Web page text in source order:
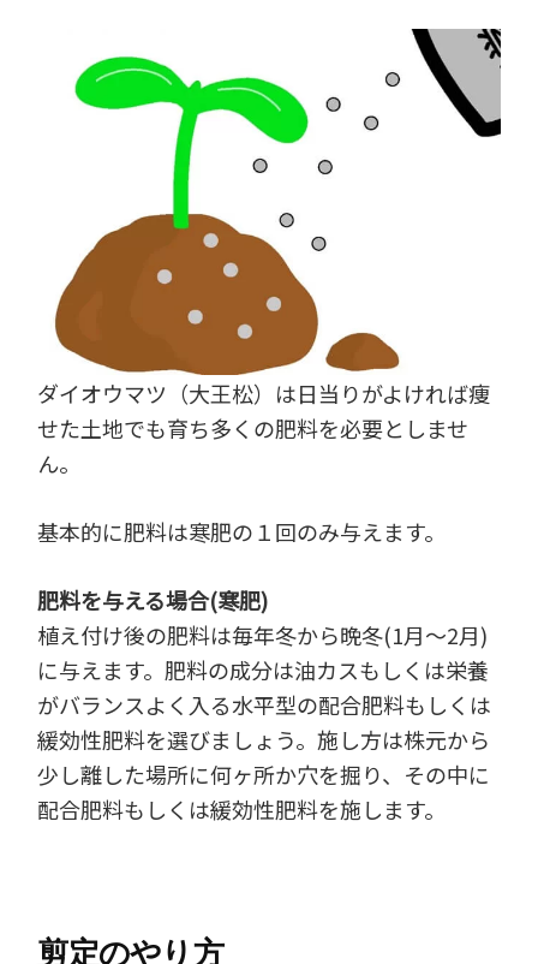
ダイオウマツ（大王松）は日当りがよければ痩
せた土地でも育ち多くの肥料を必要としませ
ん。
基本的に肥料は寒肥の１回のみ与えます。
肥料を与える場合(寒肥)
植え付け後の肥料は毎年冬から晩冬(1月～2月)
に与えます。肥料の成分は油カスもしくは栄養
がバランスよく入る水平型の配合肥料もしくは
緩効性肥料を選びましょう。施し方は株元から
少し離した場所に何ヶ所か穴を掘り、その中に
配合肥料もしくは緩効性肥料を施します。
剪定のやり方